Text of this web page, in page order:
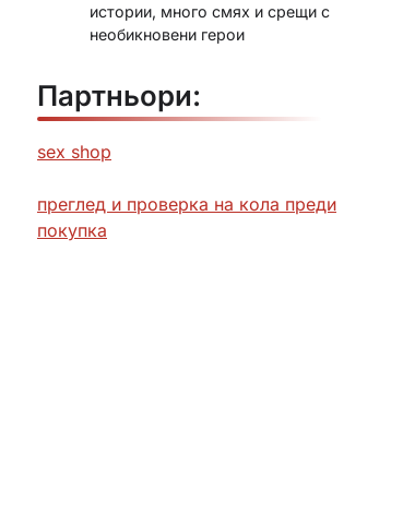
истории, много смях и срещи с
необикновени герои
Партньори:
sex shop
преглед и проверка на кола преди
покупка